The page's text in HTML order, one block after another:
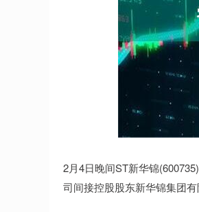
2月4日晚间ST新华锦
司间接控股股东新华锦集团有
上证指数